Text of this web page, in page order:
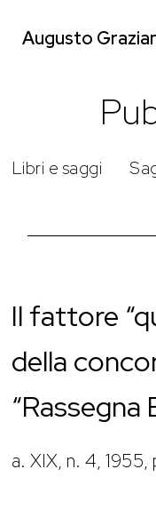
Augusto
Libri e saggi
Il fattore
della
“Rassegna
a. XIX, n. 4, 1955,